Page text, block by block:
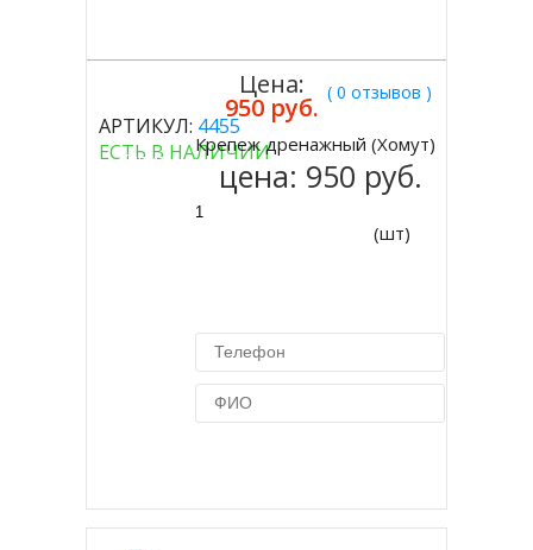
( 0 отзывов )
АРТИКУЛ: 4455
ЕСТЬ В НАЛИЧИИ
Цена:
950 руб.
Купить
Крепеж дренажный (Хомут)
цена: 950 руб.
(шт)